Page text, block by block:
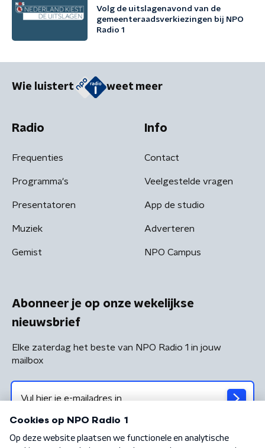
Volg de uitslagenavond van de
gemeenteraadsverkiezingen bij NPO
Radio 1
Wie luistert weet meer
Radio
Frequenties
Programma's
Presentatoren
Muziek
Gemist
Info
Contact
Veelgestelde vragen
App de studio
Adverteren
NPO Campus
Abonneer je op onze wekelijkse
nieuwsbrief
Elke zaterdag het beste van NPO Radio 1 in jouw
mailbox